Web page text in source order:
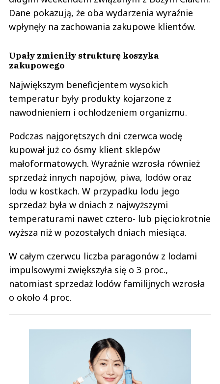
Dane pokazują, że oba wydarzenia wyraźnie
wpłynęły na zachowania zakupowe klientów.
Upały zmieniły strukturę koszyka
zakupowego
Największym beneficjentem wysokich
temperatur były produkty kojarzone z
nawodnieniem i ochłodzeniem organizmu.
Podczas najgorętszych dni czerwca wodę
kupował już co ósmy klient sklepów
małoformatowych. Wyraźnie wzrosła również
sprzedaż innych napojów, piwa, lodów oraz
lodu w kostkach. W przypadku lodu jego
sprzedaż była w dniach z najwyższymi
temperaturami nawet cztero- lub pięciokrotnie
wyższa niż w pozostałych dniach miesiąca.
W całym czerwcu liczba paragonów z lodami
impulsowymi zwiększyła się o 3 proc.,
natomiast sprzedaż lodów familijnych wzrosła
o około 4 proc.